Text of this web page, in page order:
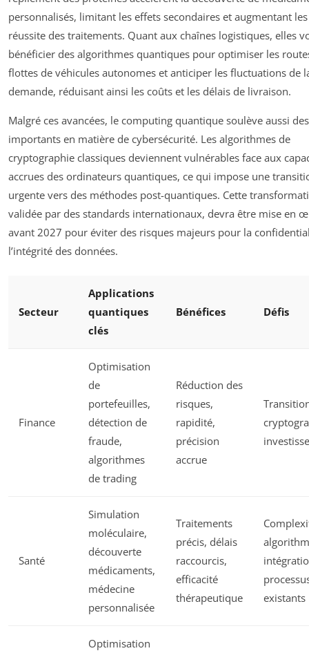
personnalisés, limitant les effets secondaires et augmentant
réussite des traitements. Quant aux chaînes logistiques, elles
bénéficier des algorithmes quantiques pour optimiser les
flottes de véhicules autonomes et anticiper les fluctuations de
demande, réduisant ainsi les coûts et les délais de livraison.
Malgré ces avancées, le computing quantique soulève aussi
importants en matière de cybersécurité. Les algorithmes de
cryptographie classiques deviennent vulnérables face aux
accrues des ordinateurs quantiques, ce qui impose une
urgente vers des méthodes post-quantiques. Cette
validée par des standards internationaux, devra être mise en
avant 2027 pour éviter des risques majeurs pour la
l’intégrité des données.
Secteur
Applications
quantiques
clés
Bénéfices Défis
Finance
Optimisation
de
portefeuilles,
détection de
fraude,
algorithmes
de trading
Réduction des
risques,
rapidité,
précision
accrue
Santé
Simulation
moléculaire,
découverte
médicaments,
médecine
personnalisée
Traitements
précis, délais
raccourcis,
efficacité
thérapeutique
existants
Optimisation